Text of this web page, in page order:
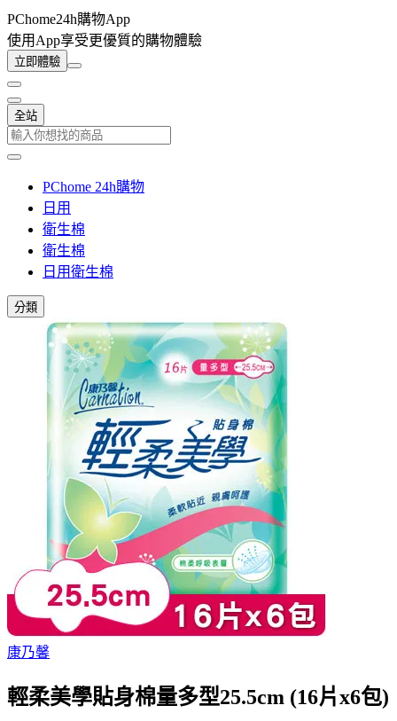
PChome24h購物App
使用App享受更優質的購物體驗
立即體驗
全站
PChome 24h購物
日用
衛生棉
衛生棉
日用衛生棉
分類
康乃馨
輕柔美學貼身棉量多型25.5cm (16片x6包)